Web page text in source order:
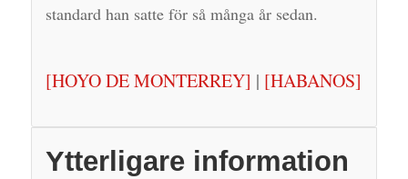
standard han satte för så många år sedan.
[HOYO DE MONTERREY] | [HABANOS]
Ytterligare information